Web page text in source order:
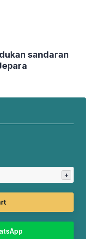
sandaran
+